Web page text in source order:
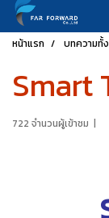
หน้าแรก บทความทั้
Smart
722 จำนวนผู้เข้าชม |